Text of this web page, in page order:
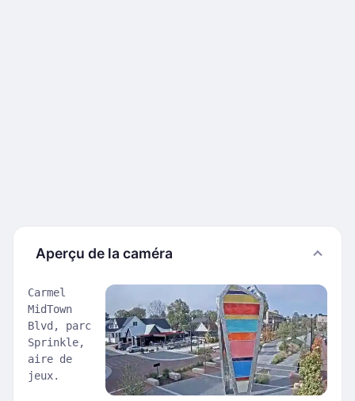
Aperçu de la caméra
Carmel
MidTown
Blvd, parc
Sprinkle,
aire de
jeux.